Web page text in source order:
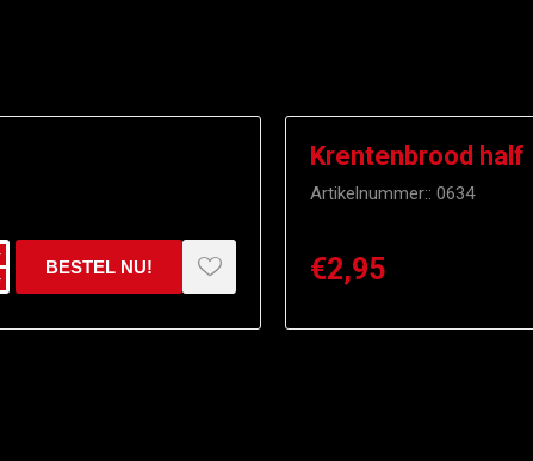
Krentenbrood half
Artikelnummer:: 0634
€2,95